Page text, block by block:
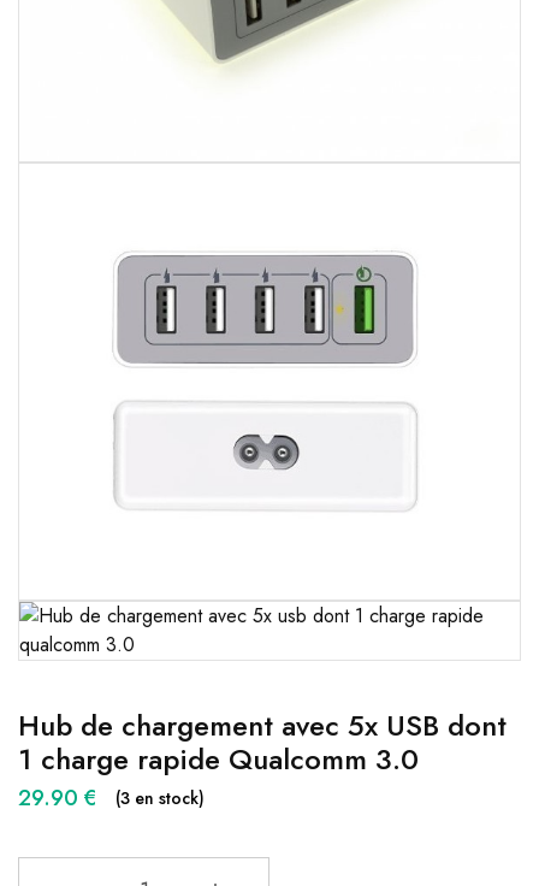
Hub de chargement avec 5x USB dont
1 charge rapide Qualcomm 3.0
29.90 € (3 en stock)